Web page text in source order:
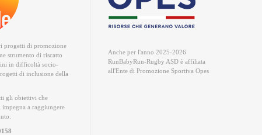
progetti di promozione
strumento di riscatto
in difficoltà socio-
di inclusione della
gli obiettivi che
impegna a raggiungere
Anche per l'anno 2025-2026
RunBabyRun-Rugby ASD è affiliata
all'Ente di Promozione Sportiva Opes